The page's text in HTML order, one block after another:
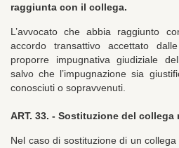
raggiunta con il collega.
L’avvocato che abbia raggiunto
accordo transattivo accettato
proporre impugnativa giudiziale
salvo che l’impugnazione sia
conosciuti o sopravvenuti.
ART. 33. - Sostituzione del collega
Nel caso di sostituzione di un